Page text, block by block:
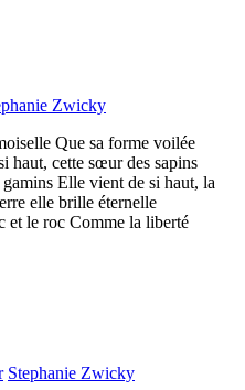
Zwicky
Que sa forme voilée
haut, cette sœur des sapins
Elle vient de si haut, la
elle brille éternelle
et le roc Comme la liberté
Stephanie Zwicky